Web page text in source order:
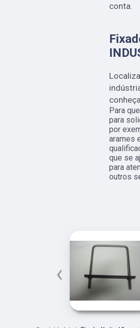
conta.
Para
para
por
arames
que se
para
outros
‹